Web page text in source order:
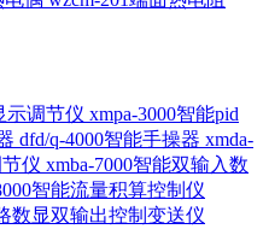
示调节仪 xmpa-3000智能pid
dfd/q-4000智能手操器 xmda-
仪 xmba-7000智能双输入数
智能流量积算控制仪
数显双输出控制变送仪